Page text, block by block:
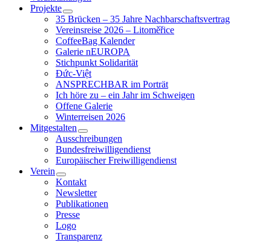
Projekte
35 Brücken – 35 Jahre Nachbarschaftsvertrag
Vereinsreise 2026 – Litoměřice
CoffeeBag Kalender
Galerie nEUROPA
Stichpunkt Solidarität
Đức-Việt
ANSPRECHBAR im Porträt
Ich höre zu – ein Jahr im Schweigen
Offene Galerie
Winterreisen 2026
Mitgestalten
Ausschreibungen
Bundesfreiwilligendienst
Europäischer Freiwilligendienst
Verein
Kontakt
Newsletter
Publikationen
Presse
Logo
Transparenz